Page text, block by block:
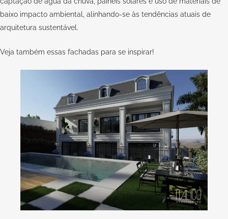
baixo impacto ambiental, alinhando-se às tendências atuais de
arquitetura sustentável.
Veja também essas fachadas para se inspirar!